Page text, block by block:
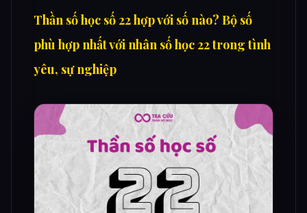
Thần số học số 22 hợp với số nào? Bộ số
phù hợp nhất với nhân số học 22 trong tình
yêu, sự nghiệp